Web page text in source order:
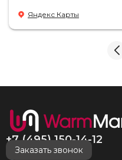
Доставка на удобный
замечаний, только
взаимодействия с
И надеюсь наши
Яндекс Карты
+7 (495) 150-14-12
Заказать звонок